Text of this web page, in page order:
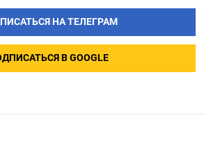
НА ТЕЛЕГРАМ
В GOOGLE